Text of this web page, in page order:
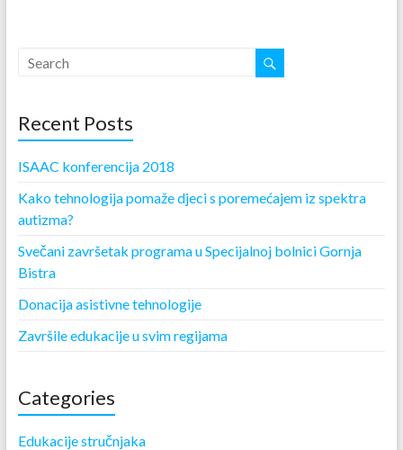
Recent Posts
ISAAC konferencija 2018
Kako tehnologija pomaže djeci s poremećajem iz spektra
autizma?
Svečani završetak programa u Specijalnoj bolnici Gornja
Bistra
Donacija asistivne tehnologije
Završile edukacije u svim regijama
Categories
Edukacije stručnjaka